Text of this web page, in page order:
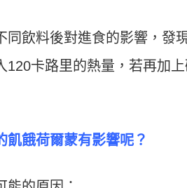
同飲料後對進食的影響，發
120卡路里的熱量，若再加
飢餓荷爾蒙有影響呢？